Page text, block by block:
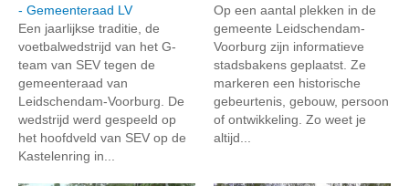
- Gemeenteraad LV
Een jaarlijkse traditie, de
voetbalwedstrijd van het G-
team van SEV tegen de
gemeenteraad van
Leidschendam-Voorburg. De
wedstrijd werd gespeeld op
het hoofdveld van SEV op de
Kastelenring in...
Op een aantal plekken in de
gemeente Leidschendam-
Voorburg zijn informatieve
stadsbakens geplaatst. Ze
markeren een historische
gebeurtenis, gebouw, persoon
of ontwikkeling. Zo weet je
altijd...